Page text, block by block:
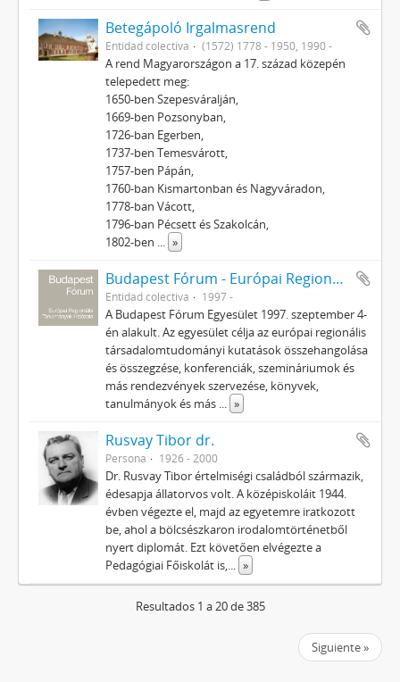
Betegápoló Irgalmasrend
Entidad colectiva (1572) 1778 - 1950, 1990 -
A rend Magyarországon a 17. század közepén
telepedett meg:
1650-ben Szepesváralján,
1669-ben Pozsonyban,
1726-ban Egerben,
1737-ben Temesvárott,
1757-ben Pápán,
1760-ban Kismartonban és Nagyváradon,
1778-ban Vácott,
1796-ban Pécsett és Szakolcán,
1802-ben ... »
Budapest Fórum - Európai Regionális Tanulmányok Hálózata
Entidad colectiva 1997 -
A Budapest Fórum Egyesület 1997. szeptember 4-
én alakult. Az egyesület célja az európai regionális
társadalomtudományi kutatások összehangolása
és összegzése, konferenciák, szemináriumok és
más rendezvények szervezése, könyvek,
tanulmányok és más ... »
Rusvay Tibor dr.
Persona 1926 - 2000
Dr. Rusvay Tibor értelmiségi családból származik,
édesapja állatorvos volt. A középiskoláit 1944.
évben végezte el, majd az egyetemre iratkozott
be, ahol a bölcsészkaron irodalomtörténetből
nyert diplomát. Ezt követően elvégezte a
Pedagógiai Főiskolát is,... »
Resultados 1 a 20 de 385
Siguiente »